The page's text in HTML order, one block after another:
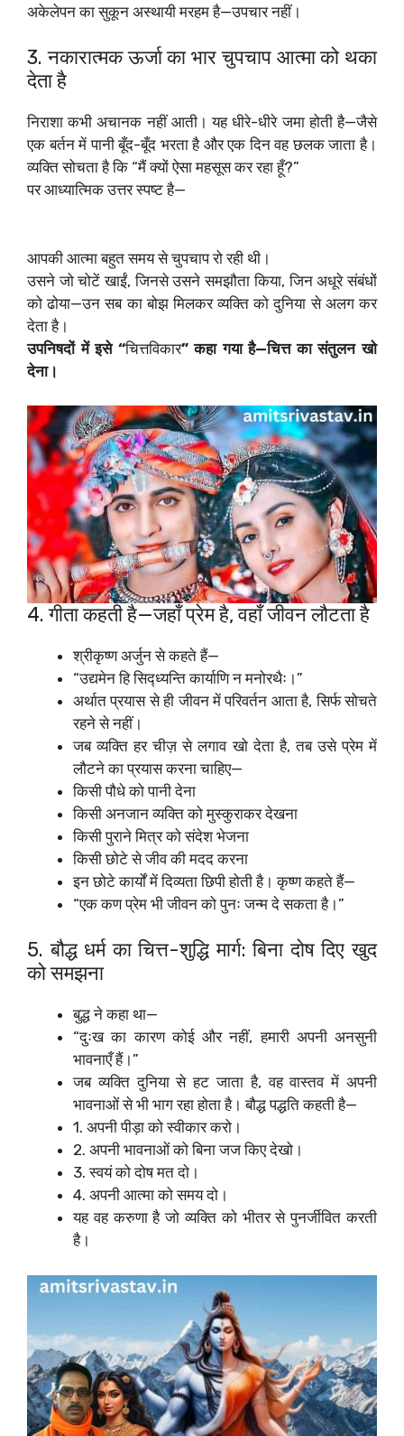
अकेलेपन का सुकून अस्थायी मरहम है—उपचार नहीं।
3. नकारात्मक ऊर्जा का भार चुपचाप आत्मा को थका
देता है
निराशा कभी अचानक नहीं आती। यह धीरे-धीरे जमा होती है—जैसे
एक बर्तन में पानी बूँद-बूँद भरता है और एक दिन वह छलक जाता है।
व्यक्ति सोचता है कि “मैं क्यों ऐसा महसूस कर रहा हूँ?”
पर आध्यात्मिक उत्तर स्पष्ट है—
आपकी आत्मा बहुत समय से चुपचाप रो रही थी।
उसने जो चोटें खाईं, जिनसे उसने समझौता किया, जिन अधूरे संबंधों
को ढोया—उन सब का बोझ मिलकर व्यक्ति को दुनिया से अलग कर
देता है।
उपनिषदों में इसे “चित्तविकार” कहा गया है—चित्त का संतुलन खो
देना।
4. गीता कहती है—जहाँ प्रेम है, वहाँ जीवन लौटता है
श्रीकृष्ण अर्जुन से कहते हैं—
“उद्यमेन हि सिद्ध्यन्ति कार्याणि न मनोरथैः।”
अर्थात प्रयास से ही जीवन में परिवर्तन आता है, सिर्फ सोचते
रहने से नहीं।
जब व्यक्ति हर चीज़ से लगाव खो देता है, तब उसे प्रेम में
लौटने का प्रयास करना चाहिए—
किसी पौधे को पानी देना
किसी अनजान व्यक्ति को मुस्कुराकर देखना
किसी पुराने मित्र को संदेश भेजना
किसी छोटे से जीव की मदद करना
इन छोटे कार्यों में दिव्यता छिपी होती है। कृष्ण कहते हैं—
“एक कण प्रेम भी जीवन को पुनः जन्म दे सकता है।”
5. बौद्ध धर्म का चित्त-शुद्धि मार्ग: बिना दोष दिए खुद
को समझना
बुद्ध ने कहा था—
“दुःख का कारण कोई और नहीं, हमारी अपनी अनसुनी
भावनाएँ हैं।”
जब व्यक्ति दुनिया से हट जाता है, वह वास्तव में अपनी
भावनाओं से भी भाग रहा होता है। बौद्ध पद्धति कहती है—
1. अपनी पीड़ा को स्वीकार करो।
2. अपनी भावनाओं को बिना जज किए देखो।
3. स्वयं को दोष मत दो।
4. अपनी आत्मा को समय दो।
यह वह करुणा है जो व्यक्ति को भीतर से पुनर्जीवित करती
है।